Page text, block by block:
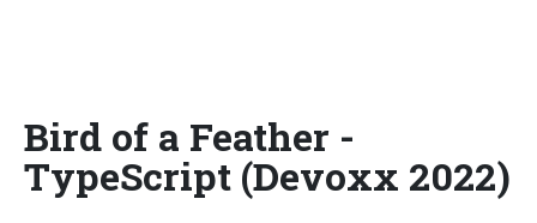
Bird of a Feather -
TypeScript (Devoxx 2022)